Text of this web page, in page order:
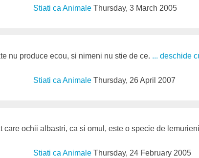
Stiati ca AnimaleThursday, 3 March 2005
nu produce ecou, si nimeni nu stie de ce. ... deschide
Stiati ca AnimaleThursday, 26 April 2007
care ochii albastri, ca si omul, este o specie de
Stiati ca AnimaleThursday, 24 February 2005